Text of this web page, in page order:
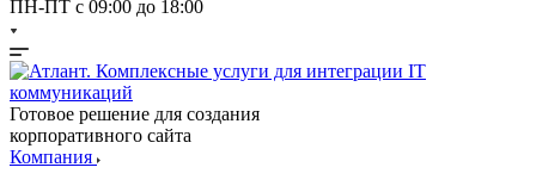
ПН-ПТ с 09:00 до 18:00
Готовое решение для создания
корпоративного сайта
Компания